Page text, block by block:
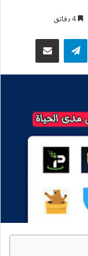
تيلقرام مشاركة عبر البريد